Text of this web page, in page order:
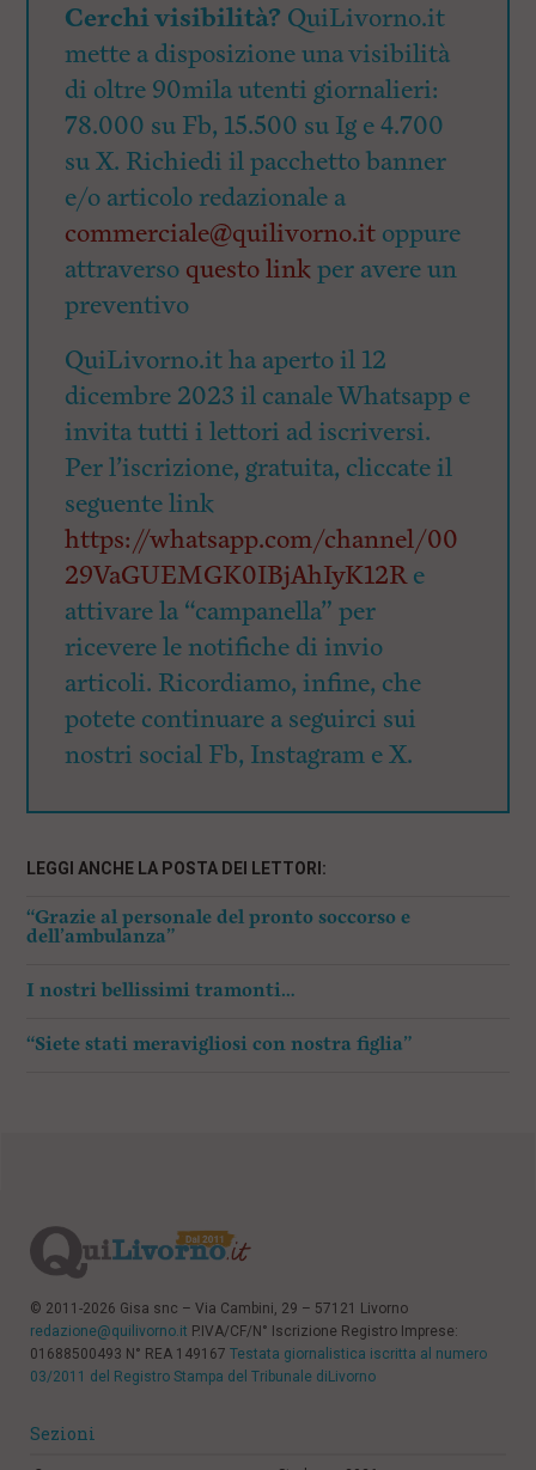
Cerchi visibilità? QuiLivorno.it
mette a disposizione una visibilità
di oltre 90mila utenti giornalieri:
78.000 su Fb, 15.500 su Ig e 4.700
su X. Richiedi il pacchetto banner
e/o articolo redazionale a
commerciale@quilivorno.it oppure
attraverso questo linkper avere un
preventivo
QuiLivorno.it ha aperto il 12
dicembre 2023 il canale Whatsapp e
invita tutti i lettori ad iscriversi.
Per l’iscrizione, gratuita, cliccate il
seguente link
https://whatsapp.com/channel/00
29VaGUEMGK0IBjAhIyK12Re
attivare la “campanella” per
ricevere le notifiche di invio
articoli. Ricordiamo, infine, che
potete continuare a seguirci sui
nostri social Fb, Instagram e X.
LEGGI ANCHE LA POSTA DEI LETTORI:
“Grazie al personale del pronto soccorso e
dell’ambulanza”
I nostri bellissimi tramonti…
“Siete stati meravigliosi con nostra figlia”
© 2011-2026 Gisa snc – Via Cambini, 29 – 57121 Livorno
redazione@quilivorno.it P.IVA/CF/N° Iscrizione Registro Imprese:
01688500493 N° REA 149167 Testata giornalistica iscritta al numero
03/2011 del Registro Stampa del Tribunale diLivorno
Sezioni